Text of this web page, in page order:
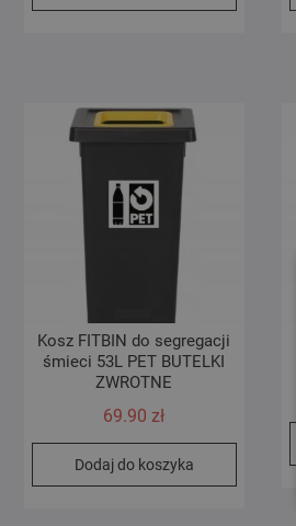
Kosz FITBIN do segregacji
śmieci 53L PET BUTELKI
ZWROTNE
69.90 zł
Dodaj do koszyka